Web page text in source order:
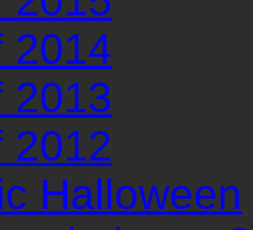
2014
2013
2012
Halloween